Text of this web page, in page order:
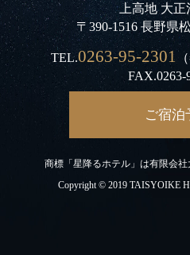
上高地 大正
〒390-1516 長野県
TEL.0263-95-2301
FAX.0263-
ご宿泊
商標「星降るホテル」は有限会
Copyright © 2019 TAISYOIKE